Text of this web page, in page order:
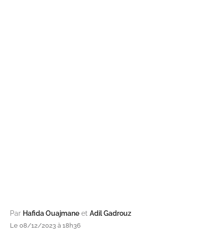
Par Hafida Ouajmane et Adil Gadrouz
Le 08/12/2023 à 18h36